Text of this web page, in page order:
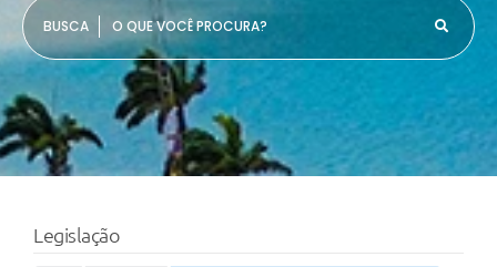
O QUE VOCÊ PROCURA?
Legislação